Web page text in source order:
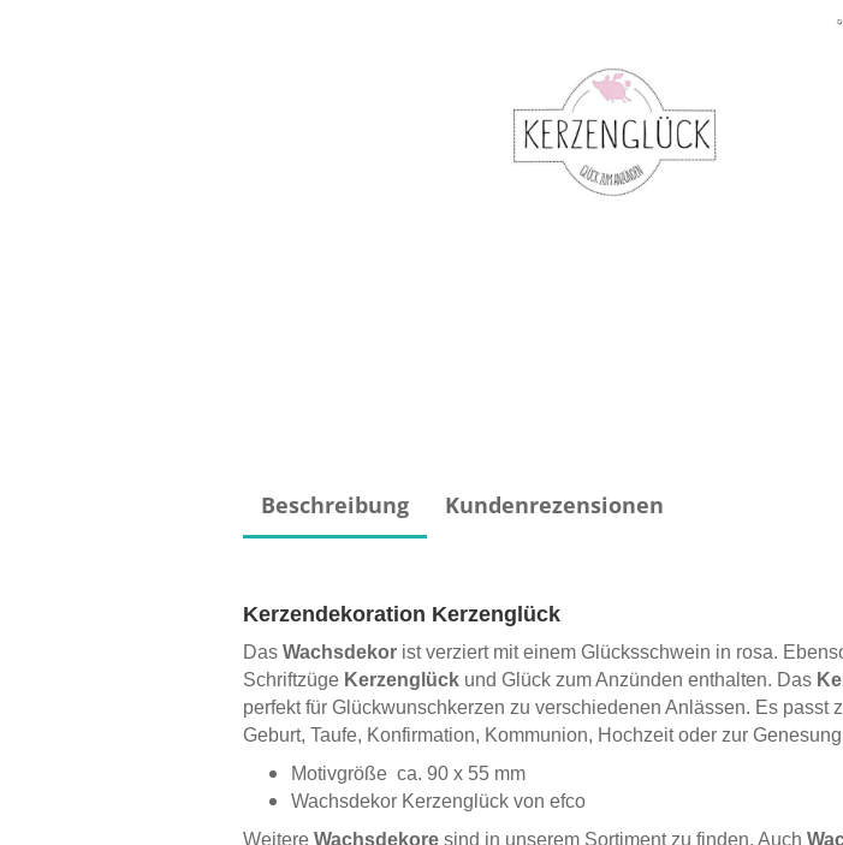
Beschreibung Kundenrezensionen
Kerzendekoration Kerzenglück
Das Wachsdekor ist verziert mit einem Glücksschwein in rosa.
Schriftzüge Kerzenglück und Glück zum Anzünden enthalten. Das
perfekt für Glückwunschkerzen zu verschiedenen Anlässen. Es passt
Geburt, Taufe, Konfirmation, Kommunion, Hochzeit oder zur
Motivgröße ca. 90 x 55 mm
Wachsdekor Kerzenglück von efco
Weitere Wachsdekore sind in unserem Sortiment zu finden. Auch